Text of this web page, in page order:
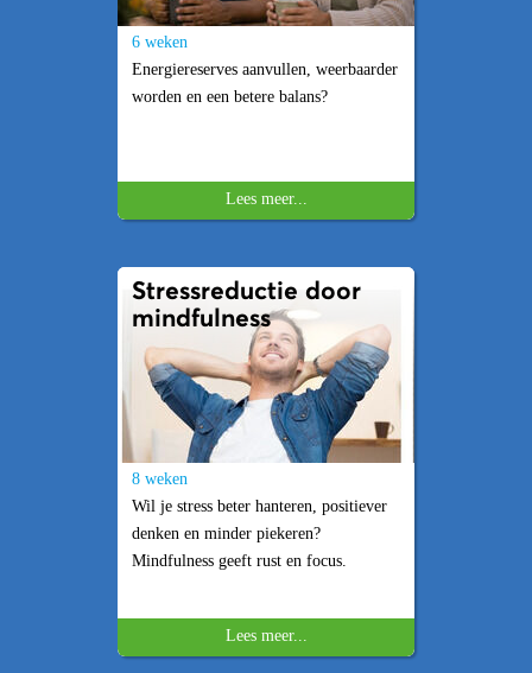
6 weken
Energiereserves aanvullen, weerbaarder
worden en een betere balans?
Lees meer...
Stressreductie door
mindfulness
8 weken
Wil je stress beter hanteren, positiever
denken en minder piekeren?
Mindfulness geeft rust en focus.
Lees meer...